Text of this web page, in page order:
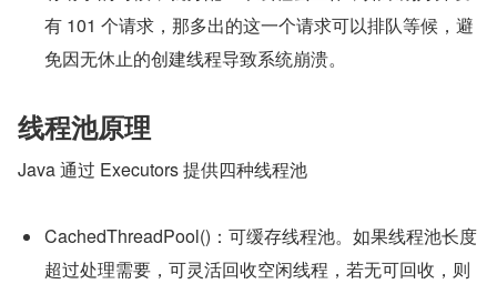
有 101 个请求，那多出的这一个请求可以排队等候，避
免因无休止的创建线程导致系统崩溃。
线程池原理
Java 通过 Executors 提供四种线程池
CachedThreadPool()：可缓存线程池。如果线程池长度
超过处理需要，可灵活回收空闲线程，若无可回收，则